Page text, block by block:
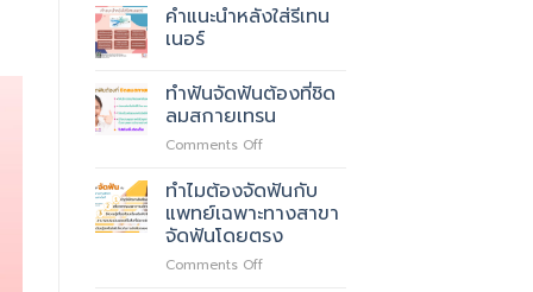
คำแนะนำหลังใส่รีเทน
เนอร์
ทำฟันจัดฟันต้องที่ชิด
ลมสกายเทรน
Comments Offon
จัด
ฟัน
ต้อง
ที่
ชิด
ทำไมต้องจัดฟันกับ
แพทย์เฉพาะทางสาขา
จัดฟันโดยตรง
Comments Offon